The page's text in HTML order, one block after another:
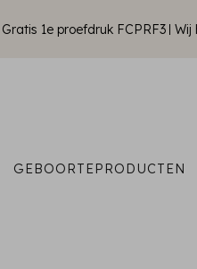
Gratis 1e proefdruk FCPRF3 Wij
GEBOORTEPRODUCTEN